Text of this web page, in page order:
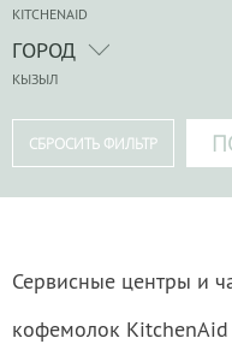
KITCHENAID
ГОРОД
КЫЗЫЛ
Сервисные центры и
кофемолок